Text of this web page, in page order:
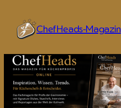
ChefHeads-Magazin